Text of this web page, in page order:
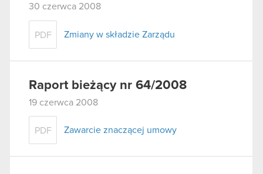
30 czerwca 2008
PDF Zmiany w składzie Zarządu
Raport bieżący nr 64/2008
19 czerwca 2008
PDF Zawarcie znaczącej umowy